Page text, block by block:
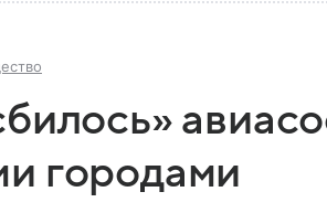
городами